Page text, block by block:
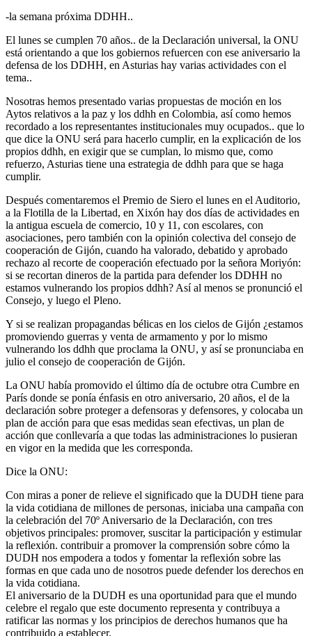
-la semana próxima DDHH..
El lunes se cumplen 70 años.. de la Declaración universal, la ONU
está orientando a que los gobiernos refuercen con ese aniversario la
defensa de los DDHH, en Asturias hay varias actividades con el
tema..
Nosotras hemos presentado varias propuestas de moción en los
Aytos relativos a la paz y los ddhh en Colombia, así como hemos
recordado a los representantes institucionales muy ocupados.. que lo
que dice la ONU será para hacerlo cumplir, en la explicación de los
propios ddhh, en exigir que se cumplan, lo mismo que, como
refuerzo, Asturias tiene una estrategia de ddhh para que se haga
cumplir.
Después comentaremos el Premio de Siero el lunes en el Auditorio,
a la Flotilla de la Libertad, en Xixón hay dos días de actividades en
la antigua escuela de comercio, 10 y 11, con escolares, con
asociaciones, pero también con la opinión colectiva del consejo de
cooperación de Gijón, cuando ha valorado, debatido y aprobado
rechazo al recorte de cooperación efectuado por la señora Moriyón:
si se recortan dineros de la partida para defender los DDHH no
estamos vulnerando los propios ddhh? Así al menos se pronunció el
Consejo, y luego el Pleno.
Y si se realizan propagandas bélicas en los cielos de Gijón ¿estamos
promoviendo guerras y venta de armamento y por lo mismo
vulnerando los ddhh que proclama la ONU, y así se pronunciaba en
julio el consejo de cooperación de Gijón.
La ONU había promovido el último día de octubre otra Cumbre en
París donde se ponía énfasis en otro aniversario, 20 años, el de la
declaración sobre proteger a defensoras y defensores, y colocaba un
plan de acción para que esas medidas sean efectivas, un plan de
acción que conllevaría a que todas las administraciones lo pusieran
en vigor en la medida que les corresponda.
Dice la ONU:
Con miras a poner de relieve el significado que la DUDH tiene para
la vida cotidiana de millones de personas, iniciaba una campaña con
la celebración del 70º Aniversario de la Declaración, con tres
objetivos principales: promover, suscitar la participación y estimular
la reflexión. contribuir a promover la comprensión sobre cómo la
DUDH nos empodera a todos y fomentar la reflexión sobre las
formas en que cada uno de nosotros puede defender los derechos en
la vida cotidiana.
El aniversario de la DUDH es una oportunidad para que el mundo
celebre el regalo que este documento representa y contribuya a
ratificar las normas y los principios de derechos humanos que ha
contribuido a establecer.